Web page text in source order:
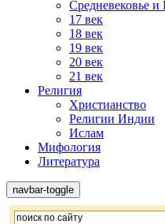
Средневековье и
17 век
18 век
19 век
20 век
21 век
Религия
Христианство
Религии Индии
Ислам
Мифология
Литература
navbar-toggle